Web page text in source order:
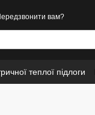
вам?
теплої підлоги